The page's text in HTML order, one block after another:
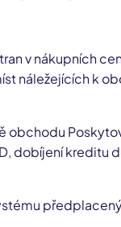
v nákupních
náležejících k
obchodu
dobíjení kreditu